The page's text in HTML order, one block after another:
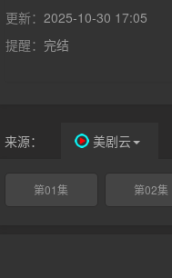
的大西洋鲟，在人类看不
生态系统靠着弱肉强食的
续发展。为了更平衡和更
更新： 2025-10-30 17:05
提醒： 完结
来源： 美剧云
第01集 第02集